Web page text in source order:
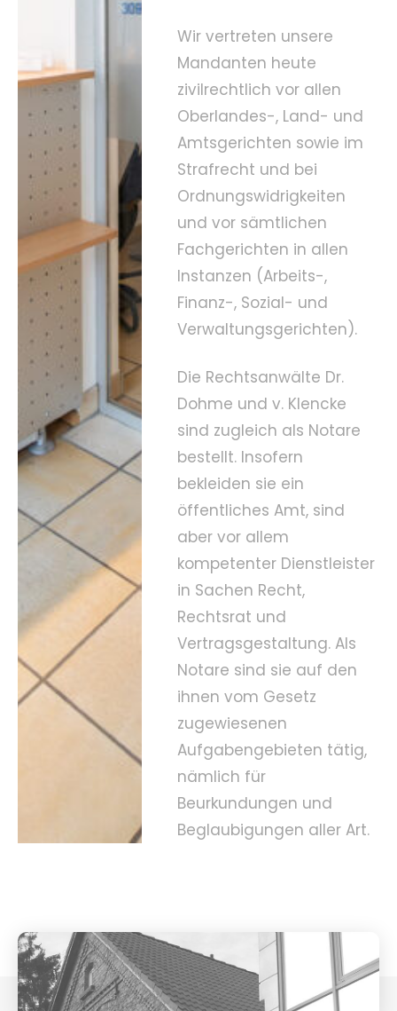
Wir vertreten unsere
Mandanten heute
zivilrechtlich vor allen
Oberlandes-, Land- und
Amtsgerichten sowie im
Strafrecht und bei
Ordnungswidrigkeiten
und vor sämtlichen
Fachgerichten in allen
Instanzen (Arbeits-,
Finanz-, Sozial- und
Verwaltungsgerichten).
Die Rechtsanwälte Dr.
Dohme und v. Klencke
sind zugleich als Notare
bestellt. Insofern
bekleiden sie ein
öffentliches Amt, sind
aber vor allem
kompetenter Dienstleister
in Sachen Recht,
Rechtsrat und
Vertragsgestaltung. Als
Notare sind sie auf den
ihnen vom Gesetz
zugewiesenen
Aufgabengebieten tätig,
nämlich für
Beurkundungen und
Beglaubigungen aller Art.